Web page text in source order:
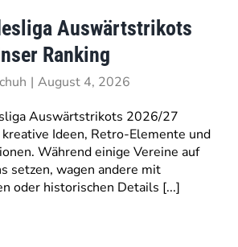
Auswärtstrikots
Ranking
| August 4, 2026
Auswärtstrikots 2026/27
Ideen, Retro-Elemente und
Während einige Vereine auf
setzen, wagen andere mit
oder historischen Details [...]